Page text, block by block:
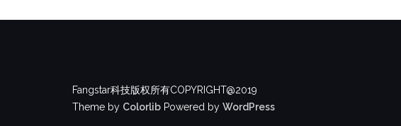
Fangstar科技版权所有COPYRIGHT@2019
Theme by Colorlib Powered by WordPress